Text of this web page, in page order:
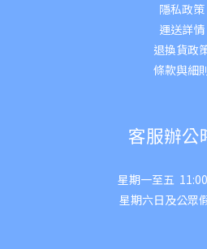
隱私政策
運送詳情
退換貨政
條款與細
客服辦公
星期一至五
星期六日及公眾